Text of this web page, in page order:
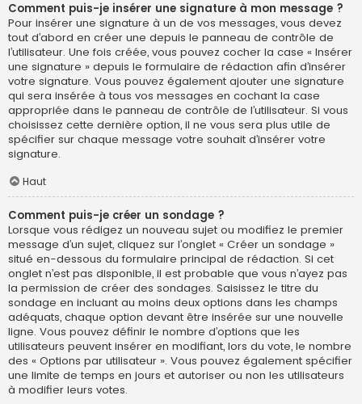
Comment puis-je insérer une signature à mon message ?
Pour insérer une signature à un de vos messages, vous devez
tout d’abord en créer une depuis le panneau de contrôle de
l’utilisateur. Une fois créée, vous pouvez cocher la case « Insérer
une signature » depuis le formulaire de rédaction afin d’insérer
votre signature. Vous pouvez également ajouter une signature
qui sera insérée à tous vos messages en cochant la case
appropriée dans le panneau de contrôle de l’utilisateur. Si vous
choisissez cette dernière option, il ne vous sera plus utile de
spécifier sur chaque message votre souhait d’insérer votre
signature.
Haut
Comment puis-je créer un sondage ?
Lorsque vous rédigez un nouveau sujet ou modifiez le premier
message d’un sujet, cliquez sur l’onglet « Créer un sondage »
situé en-dessous du formulaire principal de rédaction. Si cet
onglet n’est pas disponible, il est probable que vous n’ayez pas
la permission de créer des sondages. Saisissez le titre du
sondage en incluant au moins deux options dans les champs
adéquats, chaque option devant être insérée sur une nouvelle
ligne. Vous pouvez définir le nombre d’options que les
utilisateurs peuvent insérer en modifiant, lors du vote, le nombre
des « Options par utilisateur ». Vous pouvez également spécifier
une limite de temps en jours et autoriser ou non les utilisateurs
à modifier leurs votes.